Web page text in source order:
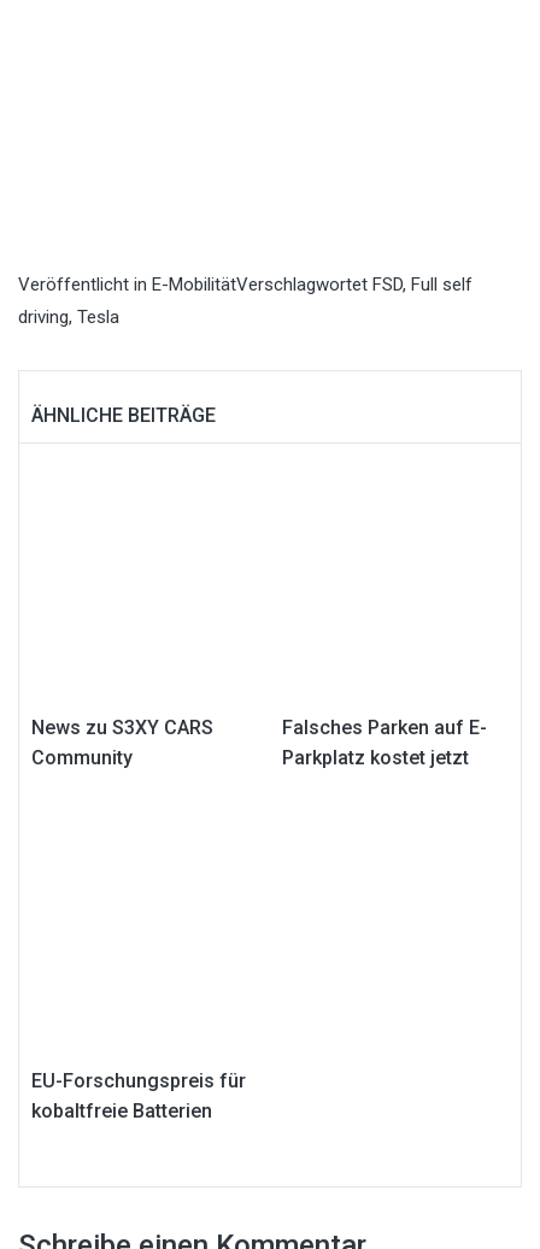
Veröffentlicht in E-MobilitätVerschlagwortet FSD, Full self
driving, Tesla
ÄHNLICHE BEITRÄGE
News zu S3XY CARS
Community
Falsches Parken auf E-
Parkplatz kostet jetzt
EU-Forschungspreis für
kobaltfreie Batterien